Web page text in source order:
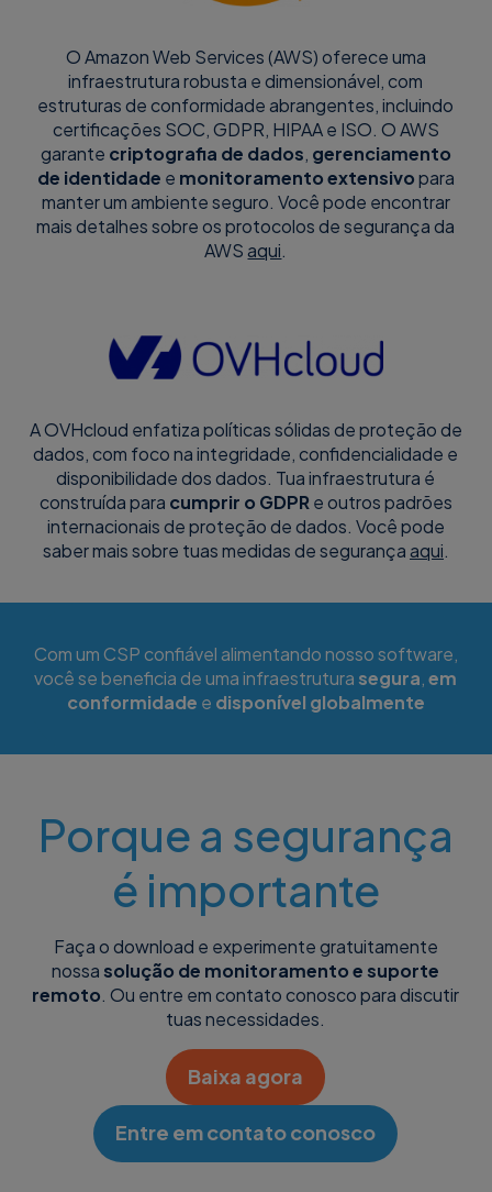
O Amazon Web Services (AWS) oferece uma
infraestrutura robusta e dimensionável, com
estruturas de conformidade abrangentes, incluindo
certificações SOC, GDPR, HIPAA e ISO. O AWS
garante criptografia de dados, gerenciamento
de identidade e monitoramento extensivopara
manter um ambiente seguro. Você pode encontrar
mais detalhes sobre os protocolos de segurança da
AWSaqui.
A OVHcloud enfatiza políticas sólidas de proteção de
dados, com foco na integridade, confidencialidade e
disponibilidade dos dados. Tua infraestrutura é
construída para cumprir o GDPR e outros padrões
internacionais de proteção de dados. Você pode
saber mais sobre tuas medidas de segurançaaqui.
Com um CSP confiável alimentando nosso software,
você se beneficia de uma infraestrutura segura,em
conformidade e disponível globalmente
Porque a segurança
é importante
Faça o download e experimente gratuitamente
nossasolução de monitoramento e suporte
remoto. Ou entre em contato conosco para discutir
tuas necessidades.
Baixa agora
Entre em contato conosco